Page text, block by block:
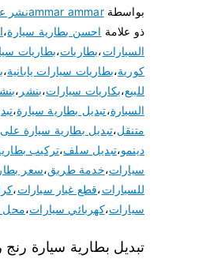
بواسطةammar ammarنشر
ذو علامة احسن بطارية سيارة،
السيارات،بطاريات،بطاريات
كورية،بطاريات سيارات يابانية،
للبيع،بكاريات سيارات،بنشر ،
السيارة،تبديل بطارية سيارة،
متنقل،تبديل بطارية سيارة
دينمو،تبديل سلف،تركيب
سيارات،خدمة طريق،سعر
للسيارات،قطع غيار سيارات،
سيارات،كهربائي سيارات،محل
تبديل بطارية سيارة